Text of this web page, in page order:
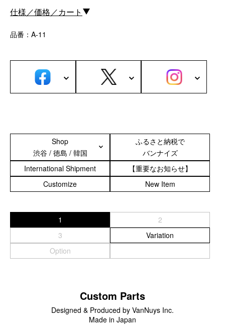
ショルダーバッグ
斜めがけショルダーバッグ
サブバッグ／ウエストバッグ
カメラバッグ
財布／カード、コインケース
ステーショナリー
便利なアタッチメント／パーツ
ショルダーベルト／パット
ストラップ／ネックストラップ
車／自転車／バイク
スマートフォンケース
仕様／価格／カート
品番：A-11
Shop
渋谷 / 徳島 / 韓国
ふるさと納税で
バンナイズ
International Shipment
【重要なお知らせ】
Customize
New Item
1
2
3
Variation
Option
Custom Parts
Designed & Produced by VanNuys Inc.
Made in Japan